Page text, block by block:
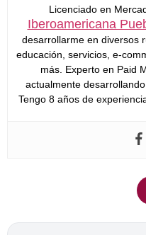
Licenciado en
Iberoamericana
desarrollarme en diversos
educación, servicios, e-
más. Experto en Paid
actualmente
Tengo 8 años de